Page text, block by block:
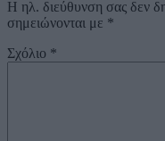
Η ηλ. διεύθυνση σας δεν
σημειώνονται με *
Σχόλιο *